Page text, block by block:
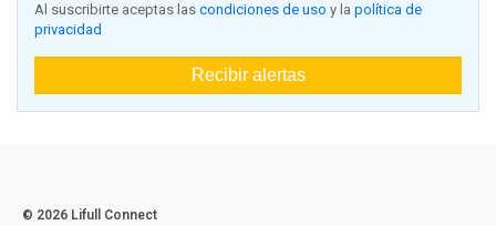
Al suscribirte aceptas las condiciones de uso y la política de
privacidad
Recibir alertas
© 2026 Lifull Connect